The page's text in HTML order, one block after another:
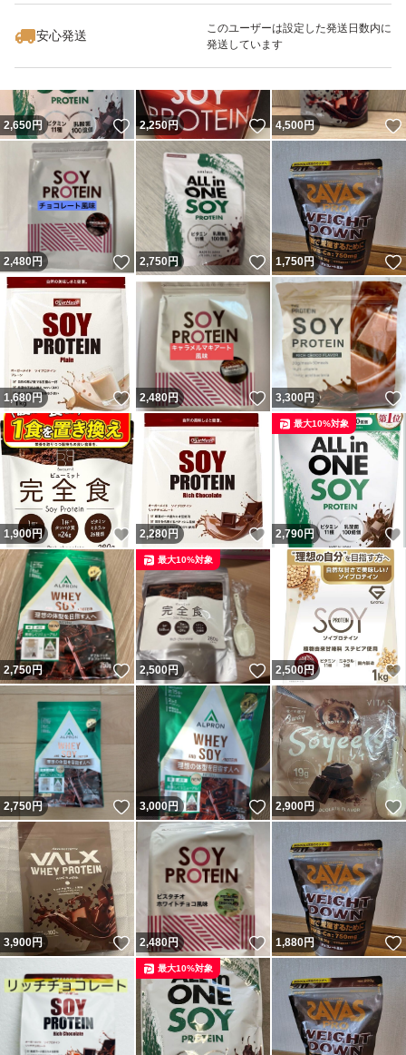
安心発送
このユーザーは設定した発送日数内に
発送しています
2,650円 いいね！
2,250円 いいね！
4,500円
2,480円 いいね！
2,750円 いいね！
1,750円
1,680円 いいね！
2,480円 いいね！
3,300円
1,900円 いいね！
2,280 円 いいね！
2,790円
最大10%対象
2,750円 いいね！
2,500円 いいね！
最大10%対象
2,500円
2,750円 いいね！
3,000円 いいね！
2,900円
3,900円 いいね！
2,480円 いいね！
1,880円
最大10%対象